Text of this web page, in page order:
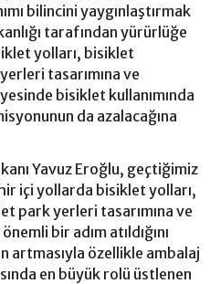
bilincini yaygınlaştırmak
tarafından yürürlüğe
yolları, bisiklet
tasarımına ve
bisiklet kullanımında
da azalacağına
Yavuz Eroğlu, geçtiğimiz
içi yollarda bisiklet yolları,
park yerleri tasarımına ve
bir adım atıldığını
artmasıyla özellikle ambalaj
en büyük rolü üstlenen